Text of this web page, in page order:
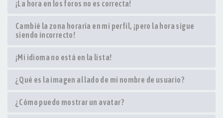
¡La hora en los foros no es correcta!
Cambié la zona horaria en mi perfil, ¡pero la hora sigue
siendo incorrecto!
¡Mi idioma no está en la lista!
¿Qué es la imagen al lado de mi nombre de usuario?
¿Cómo puedo mostrar un avatar?